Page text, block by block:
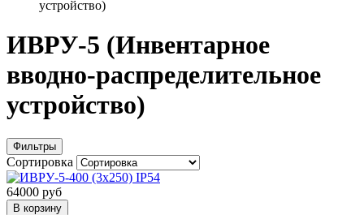
устройство)
ИВРУ-5 (Инвентарное
вводно-распределительное
устройство)
Фильтры
Сортировка
64000 руб
В корзину